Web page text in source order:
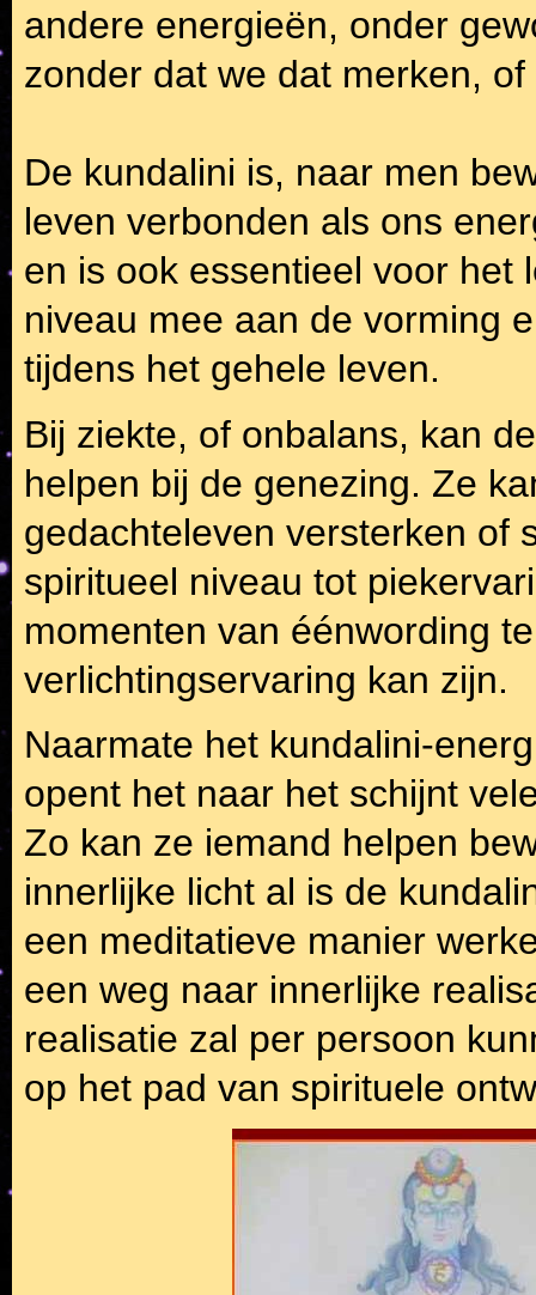
andere energieën, onder
zonder dat we dat merken,
De kundalini is, naar men
leven verbonden als ons
en is ook essentieel voor het
niveau mee aan de vorming
tijdens het gehele leven.
Bij ziekte, of onbalans, kan
helpen bij de genezing. Ze
gedachteleven versterken of
spiritueel niveau tot
momenten van éénwording
verlichtingservaring kan zijn.
Naarmate het kundalini-
opent het naar het schijnt
Zo kan ze iemand helpen
innerlijke licht al is de
een meditatieve manier
een weg naar innerlijke
realisatie zal per persoon
op het pad van spirituele